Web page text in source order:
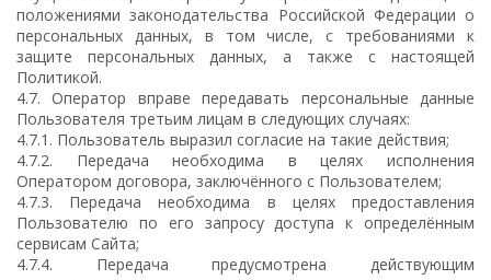
положениями законодательства Российской Федерации о
персональных данных, в том числе, с требованиями к
защите персональных данных, а также с настоящей
Политикой.
4.7. Оператор вправе передавать персональные данные
Пользователя третьим лицам в следующих случаях:
4.7.1. Пользователь выразил согласие на такие действия;
4.7.2. Передача необходима в целях исполнения
Оператором договора, заключённого с Пользователем;
4.7.3. Передача необходима в целях предоставления
Пользователю по его запросу доступа к определённым
сервисам Сайта;
4.7.4. Передача предусмотрена действующим